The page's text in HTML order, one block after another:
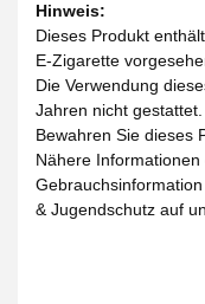
Hinweis:
Dieses Produkt
E-Zigarette
Die Verwendung
Jahren nicht gestattet.
Bewahren Sie dieses
Nähere
& Jugendschutz auf